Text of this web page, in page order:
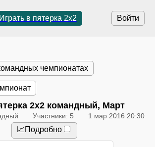
Войти
Играть в пятерка 2x2
чемпионатах
2x2 командный, Март
Участники: 5 1 мар 2016 20:30
📈Подробно